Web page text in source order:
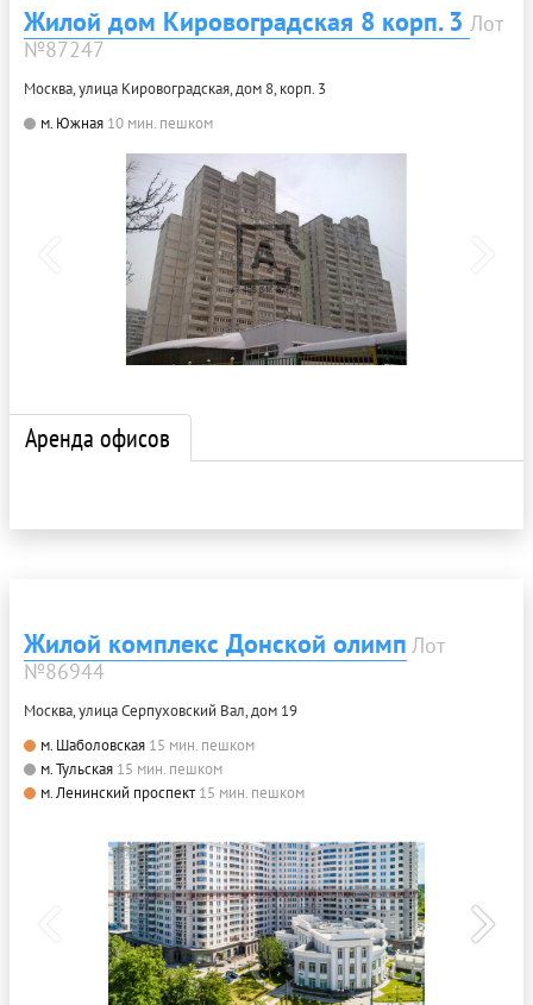
Жилой дом Кировоградская 8 корп. 3 Лот
№87247
Москва, улица Кировоградская, дом 8, корп. 3
м. Южная 10 мин. пешком
Аренда офисов
Жилой комплекс Донской олимп Лот
№86944
Москва, улица Серпуховский Вал, дом 19
м. Шаболовская 15 мин. пешком
м. Тульская 15 мин. пешком
м. Ленинский проспект 15 мин. пешком